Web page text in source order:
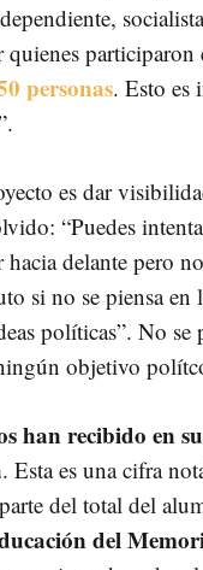
personas. Esto es
es dar
“Puedes
delante pero
si no se piensa en
políticas”. No
objetivo
han recibido en
. Esta es una cifra
del total del
del